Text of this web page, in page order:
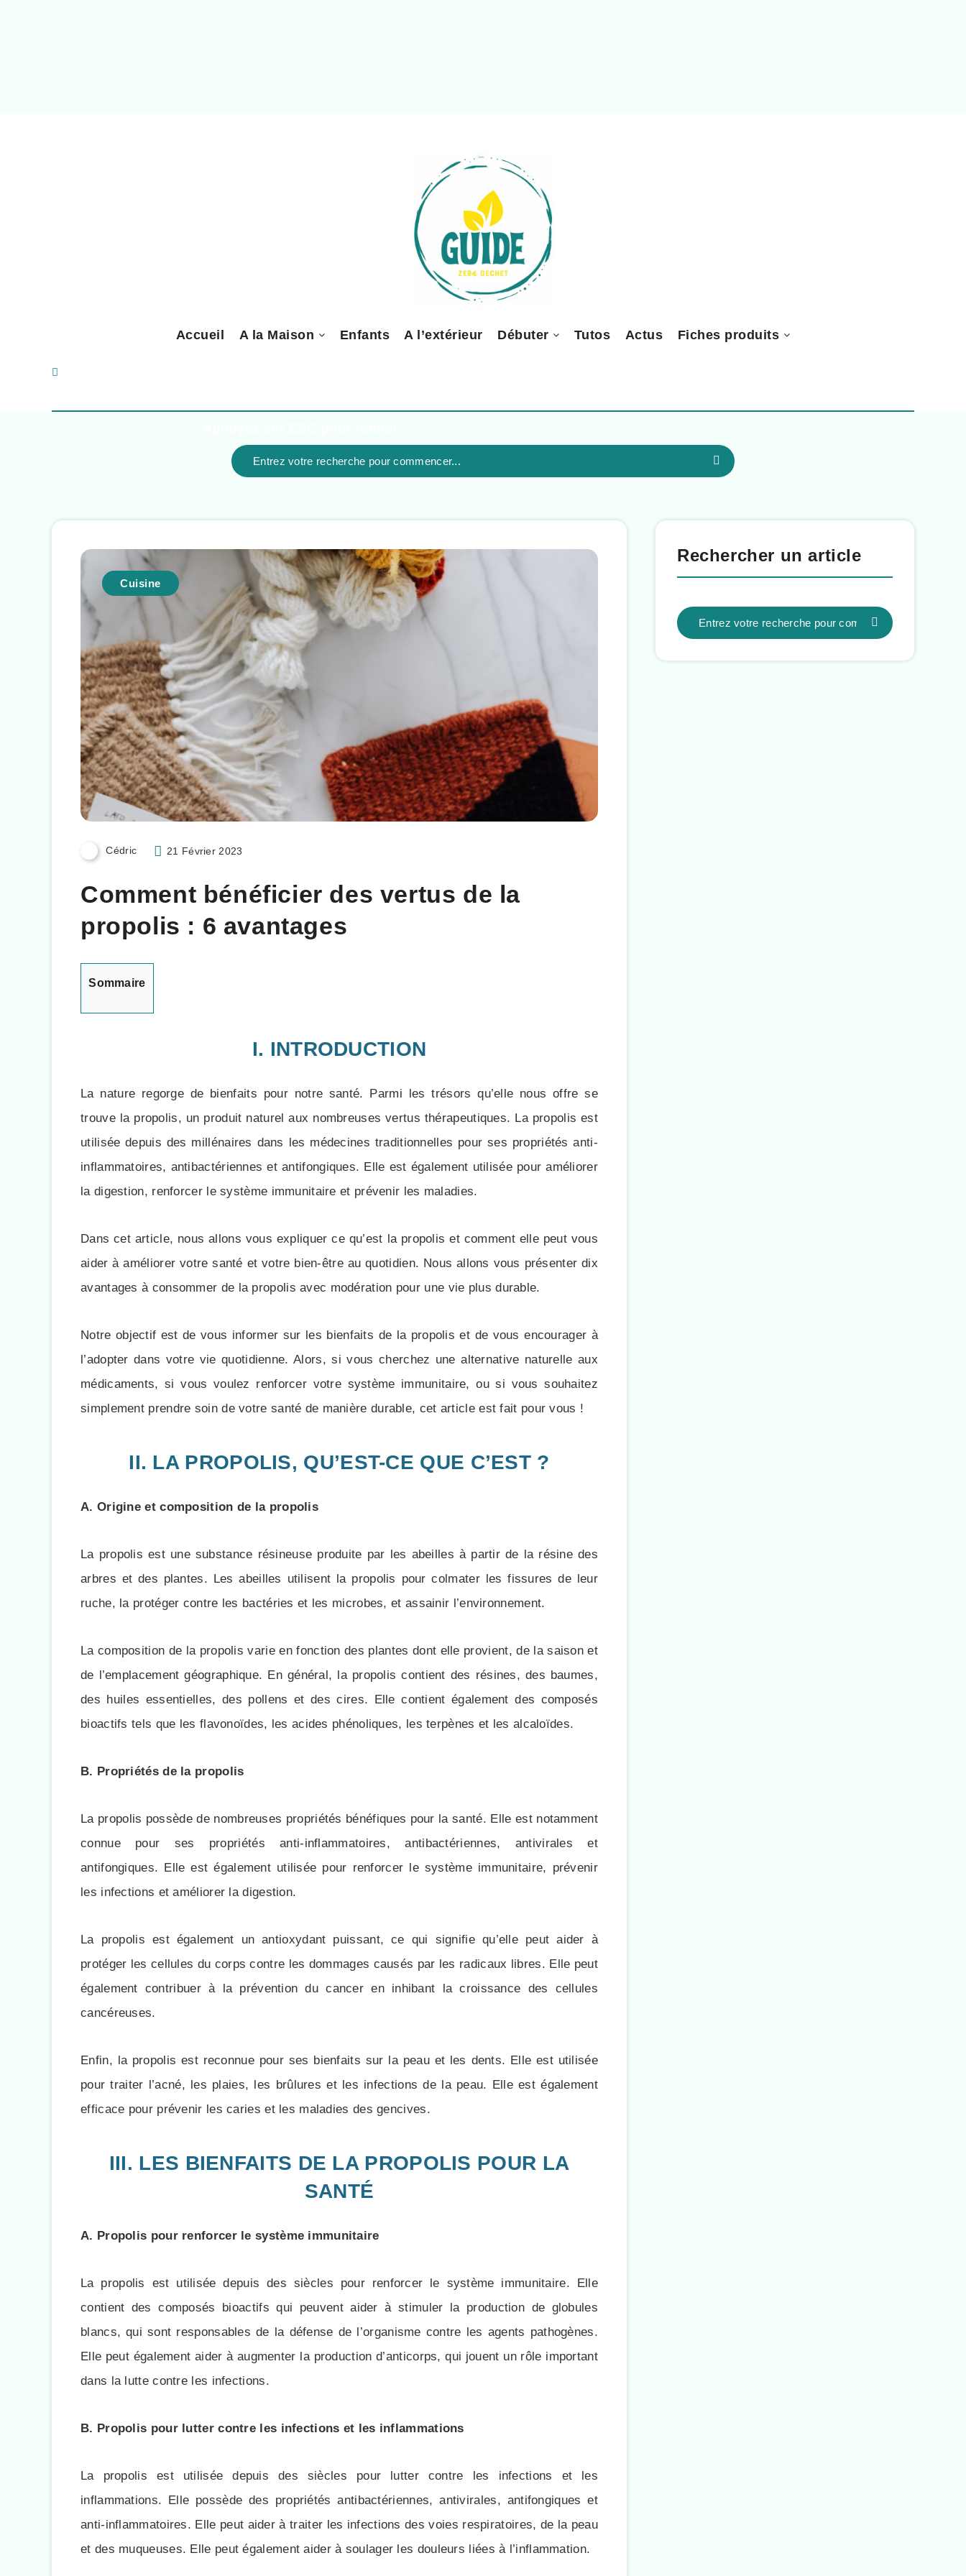
Accueil A la Maison Enfants A l’extérieur Débuter Tutos Actus Fiches produits
Cuisine
Cédric 21 Février 2023
Comment bénéficier des vertus de la
propolis : 6 avantages
Sommaire
I. INTRODUCTION
La nature regorge de bienfaits pour notre santé. Parmi les trésors qu’elle nous offre se
trouve la propolis, un produit naturel aux nombreuses vertus thérapeutiques. La propolis est
utilisée depuis des millénaires dans les médecines traditionnelles pour ses propriétés anti-
inflammatoires, antibactériennes et antifongiques. Elle est également utilisée pour améliorer
la digestion, renforcer le système immunitaire et prévenir les maladies.
Dans cet article, nous allons vous expliquer ce qu’est la propolis et comment elle peut vous
aider à améliorer votre santé et votre bien-être au quotidien. Nous allons vous présenter dix
avantages à consommer de la propolis avec modération pour une vie plus durable.
Notre objectif est de vous informer sur les bienfaits de la propolis et de vous encourager à
l’adopter dans votre vie quotidienne. Alors, si vous cherchez une alternative naturelle aux
médicaments, si vous voulez renforcer votre système immunitaire, ou si vous souhaitez
simplement prendre soin de votre santé de manière durable, cet article est fait pour vous !
II. LA PROPOLIS, QU’EST-CE QUE C’EST ?
A. Origine et composition de la propolis
La propolis est une substance résineuse produite par les abeilles à partir de la résine des
arbres et des plantes. Les abeilles utilisent la propolis pour colmater les fissures de leur
ruche, la protéger contre les bactéries et les microbes, et assainir l’environnement.
La composition de la propolis varie en fonction des plantes dont elle provient, de la saison et
de l’emplacement géographique. En général, la propolis contient des résines, des baumes,
des huiles essentielles, des pollens et des cires. Elle contient également des composés
bioactifs tels que les flavonoïdes, les acides phénoliques, les terpènes et les alcaloïdes.
B. Propriétés de la propolis
La propolis possède de nombreuses propriétés bénéfiques pour la santé. Elle est notamment
connue pour ses propriétés anti-inflammatoires, antibactériennes, antivirales et
antifongiques. Elle est également utilisée pour renforcer le système immunitaire, prévenir
les infections et améliorer la digestion.
La propolis est également un antioxydant puissant, ce qui signifie qu’elle peut aider à
protéger les cellules du corps contre les dommages causés par les radicaux libres. Elle peut
également contribuer à la prévention du cancer en inhibant la croissance des cellules
cancéreuses.
Enfin, la propolis est reconnue pour ses bienfaits sur la peau et les dents. Elle est utilisée
pour traiter l’acné, les plaies, les brûlures et les infections de la peau. Elle est également
efficace pour prévenir les caries et les maladies des gencives.
III. LES BIENFAITS DE LA PROPOLIS POUR LA
SANTÉ
A. Propolis pour renforcer le système immunitaire
La propolis est utilisée depuis des siècles pour renforcer le système immunitaire. Elle
contient des composés bioactifs qui peuvent aider à stimuler la production de globules
blancs, qui sont responsables de la défense de l’organisme contre les agents pathogènes.
Elle peut également aider à augmenter la production d’anticorps, qui jouent un rôle important
dans la lutte contre les infections.
B. Propolis pour lutter contre les infections et les inflammations
La propolis est utilisée depuis des siècles pour lutter contre les infections et les
inflammations. Elle possède des propriétés antibactériennes, antivirales, antifongiques et
anti-inflammatoires. Elle peut aider à traiter les infections des voies respiratoires, de la peau
et des muqueuses. Elle peut également aider à soulager les douleurs liées à l’inflammation.
Rechercher un article